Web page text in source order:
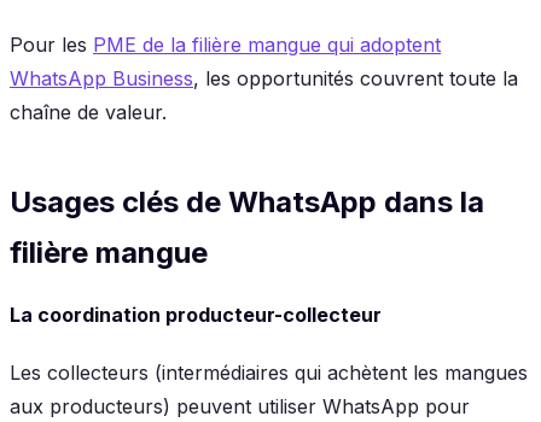
Pour les PME de la filière mangue qui adoptent
WhatsApp Business, les opportunités couvrent toute la
chaîne de valeur.
Usages clés de WhatsApp dans la
filière mangue
La coordination producteur-collecteur
Les collecteurs (intermédiaires qui achètent les mangues
aux producteurs) peuvent utiliser WhatsApp pour